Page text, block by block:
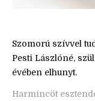
Szomorú szívvel
Pesti Lászlóné,
évében elhunyt.
Harmincöt